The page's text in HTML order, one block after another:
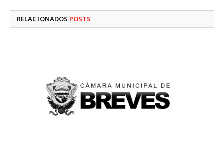
RELACIONADOS POSTS